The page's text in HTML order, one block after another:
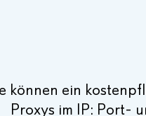
können ein
Proxys im IP: Port-